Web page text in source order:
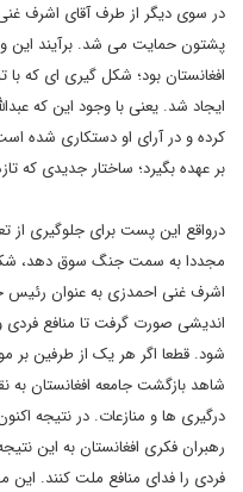
در سوی دیگر از طرف آقای اشرف
پشتون حمایت می شد. برآیند این
افغانستان بود؛ شکل گیری ای که
ایجاد شد. یعنی با وجود این که
کرده و در آرای او دستکاری شده
بر عهده بگیرد؛ ساختار جدیدی که
درواقع این پست برای جلوگیری از
مجددا به سمت جنگ سوق دهد،
اشرف غنی احمدزی به عنوان
اندیشی صورت گرفت تا منافع
شود. قطعا اگر هر یک از طرفین بر
شاهد بازگشت جامعه افغانستان به
درگیری ها و منازعات. در نتیجه
رهبران فکری افغانستان به این
فردی را فدای منافع ملت کنند.